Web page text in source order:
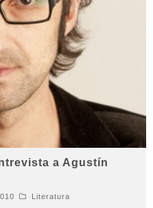
a Agustín
Literatura